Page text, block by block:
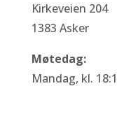
Kirkeveien 204
1383 Asker
Møtedag:
Mandag, kl.